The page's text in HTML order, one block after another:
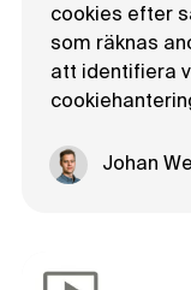
cookies efter
som räknas
att identifiera
Johan